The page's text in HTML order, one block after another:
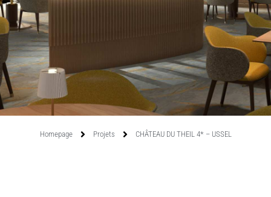
Homepage Projets CHÂTEAU DU THEIL 4* – USSEL